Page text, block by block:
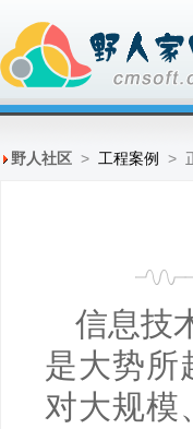
野人社区 > 工程案例 >
信息技
是大势所
对大规模